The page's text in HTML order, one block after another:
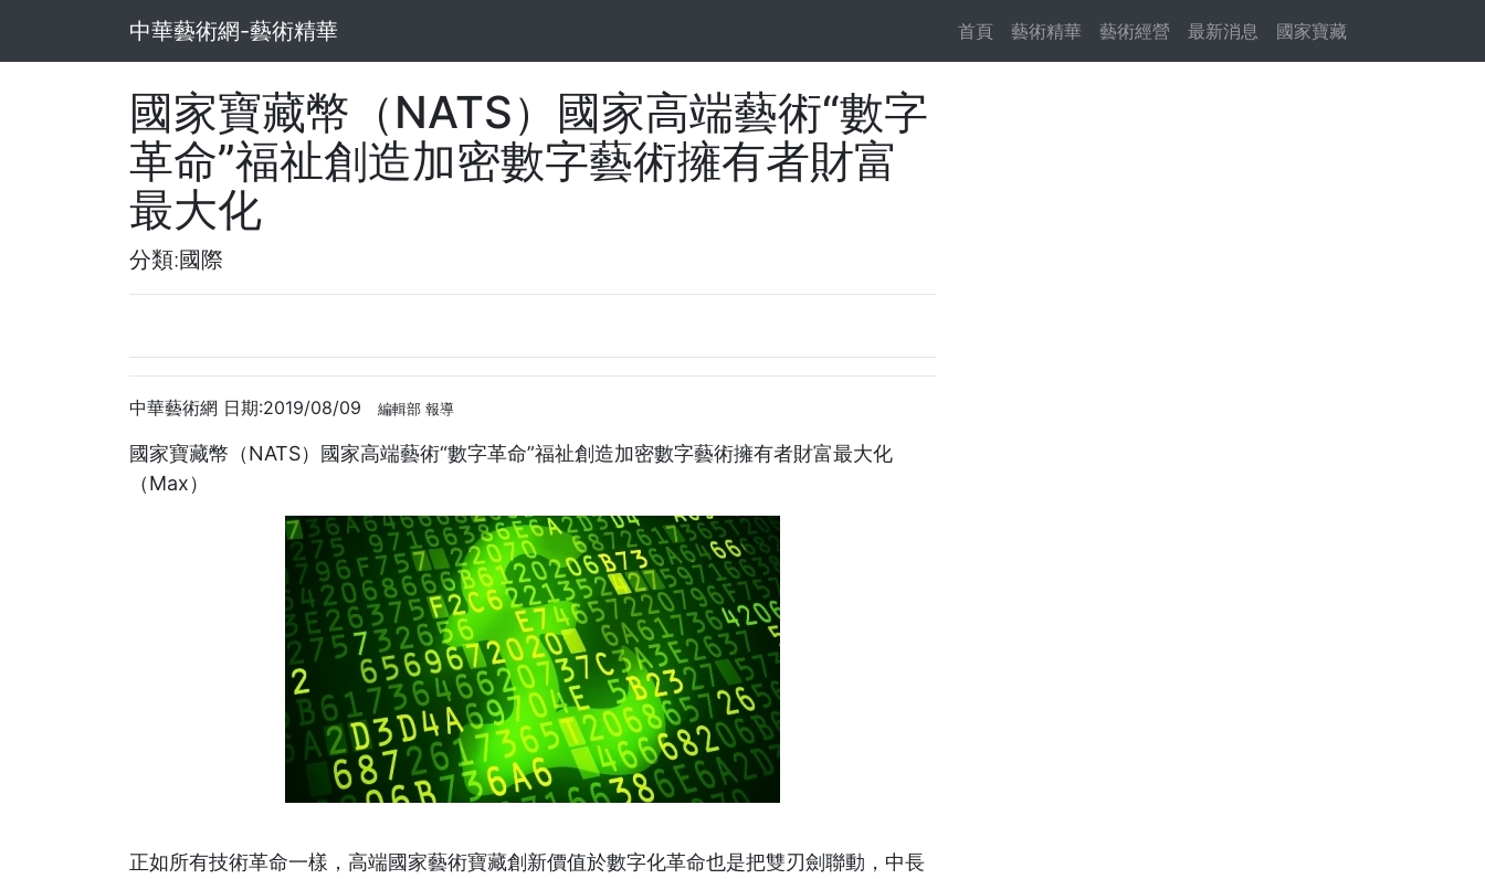
中華藝術網-藝術精華 首頁 (current)
藝術精華 藝術經營 最新消息 國家寶藏
國家寶藏幣（NATS）國家高端藝術“數字
革命”福祉創造加密數字藝術擁有者財富
最大化
分類:國際
中華藝術網 日期:2019/08/09 編輯部 報導
國家寶藏幣（NATS）國家高端藝術“數字革命”福祉創造加密數字藝術擁有者財富最大化
（Max）
正如所有技術革命一樣，高端國家藝術寶藏創新價值於數字化革命也是把雙刃劍聯動，中長